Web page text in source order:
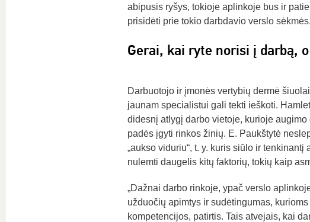
abipusis ryšys, tokioje aplinkoje bus ir
prisidėti prie tokio darbdavio verslo
Gerai, kai ryte norisi į darbą,
Darbuotojo ir įmonės vertybių dermė
jaunam specialistui gali tekti ieškoti.
didesnį atlygį darbo vietoje, kurioje
padės įgyti rinkos žinių. E. Paukštytė
„aukso viduriu“, t. y. kuris siūlo ir
nulemti daugelis kitų faktorių, tokių kaip
„Dažnai darbo rinkoje, ypač verslo
užduočių apimtys ir sudėtingumas,
kompetencijos, patirtis. Tais atvejais, kai